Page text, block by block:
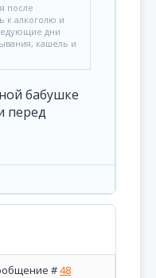
после
к алкоголю и
дни
кашель и
бабушке
перед
#48